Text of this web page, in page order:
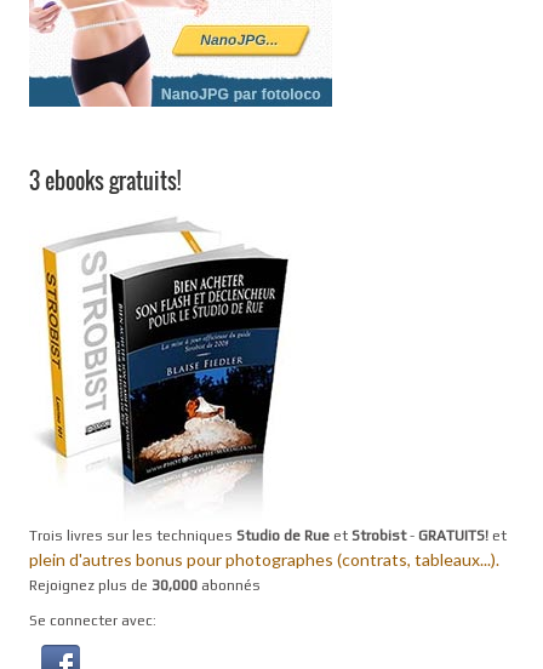
3 ebooks gratuits!
Trois livres sur les techniques Studio de Rue et Strobist- GRATUITS! et
plein d'autres bonus pour photographes (contrats, tableaux...).
Rejoignez plus de 30,000 abonnés
Se connecter avec: